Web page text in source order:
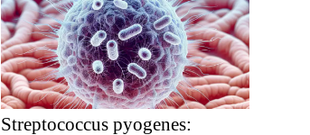
Streptococcus pyogenes: